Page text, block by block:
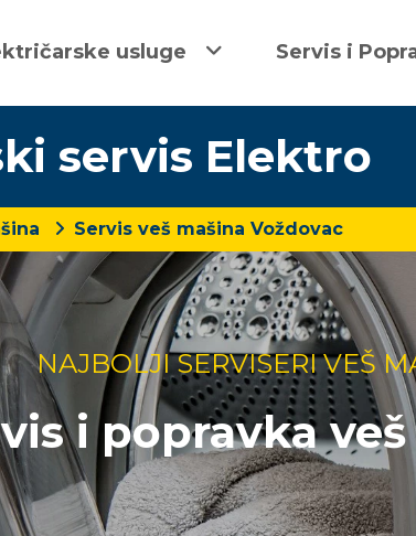
usluge Servis i
servis Elektro
Servis veš mašina Voždovac
NAJBOLJI SERVISERI VEŠ
i popravka